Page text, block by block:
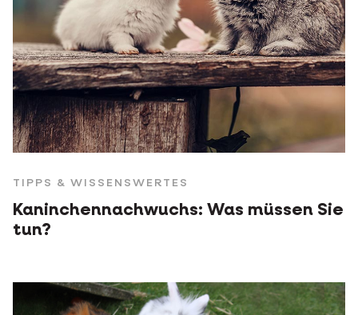
TIPPS & WISSENSWERTES
Kaninchennachwuchs: Was müssen Sie
tun?